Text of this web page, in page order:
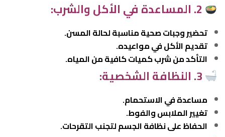
تحضير وجبات صحية مناسبة لحالة المسن.
تقديم الأكل في مواعيده.
التأكد من شرب كميات كافية من المياه.
مساعدة في الاستحمام.
تغيير الملابس والفوط.
الحفاظ على نظافة الجسم لتجنب التقرحات.